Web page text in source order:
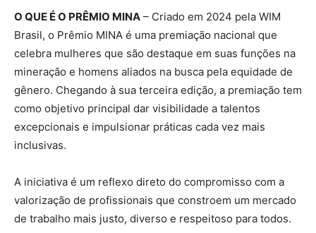
O QUE É O PRÊMIO MINA – Criado em 2024 pela WIM
Brasil, o Prêmio MINA é uma premiação nacional que
celebra mulheres que são destaque em suas funções na
mineração e homens aliados na busca pela equidade de
gênero. Chegando à sua terceira edição, a premiação tem
como objetivo principal dar visibilidade a talentos
excepcionais e impulsionar práticas cada vez mais
inclusivas.
A iniciativa é um reflexo direto do compromisso com a
valorização de profissionais que constroem um mercado
de trabalho mais justo, diverso e respeitoso para todos.